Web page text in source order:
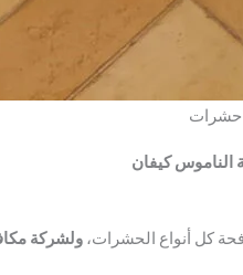
الناموس كيفان
كل أنواع الحشرات،ولشركة